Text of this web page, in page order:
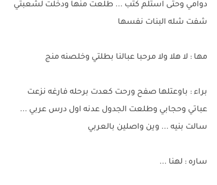
دوامي وحتى استلم كتب ... طلعت منها ودخلت لشعبتي
شفت شله البنات نفسها
مها : لا هلا ولا مرحبا عبالنا بطلتي وخلصنه منج
براء : باوعتلها صفح ورحت كعدت برحله فارغه نزعت
عباتي وحجابي وطلعت الجدول عدنه اول درس عربي ...
سالت بنيه ... وين واصلين بالعربي
ساره : لهنا ...